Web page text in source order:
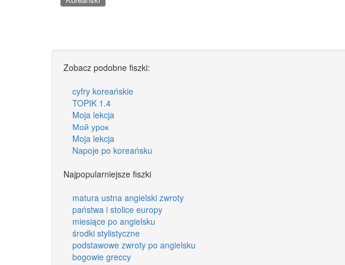
Zobacz podobne fiszki:
cyfry koreańskie
TOPIK 1.4
Moja lekcja
Мой урок
Moja lekcja
Napoje po koreańsku
Najpopularniejsze fiszki
matura ustna angielski zwroty
państwa i stolice europy
miesiące po angielsku
środki stylistyczne
podstawowe zwroty po angielsku
bogowie greccy